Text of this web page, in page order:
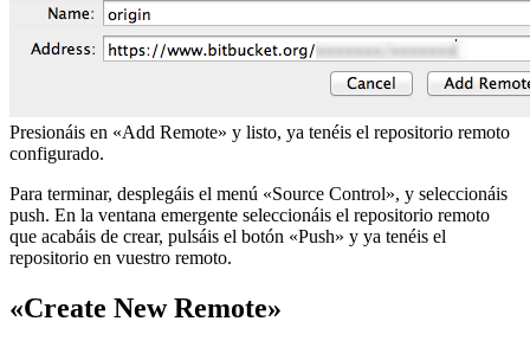
Presionáis en «Add Remote» y listo, ya tenéis el repositorio remoto
configurado.
Para terminar, desplegáis el menú «Source Control», y seleccionáis
push. En la ventana emergente seleccionáis el repositorio remoto
que acabáis de crear, pulsáis el botón «Push» y ya tenéis el
repositorio en vuestro remoto.
«Create New Remote»